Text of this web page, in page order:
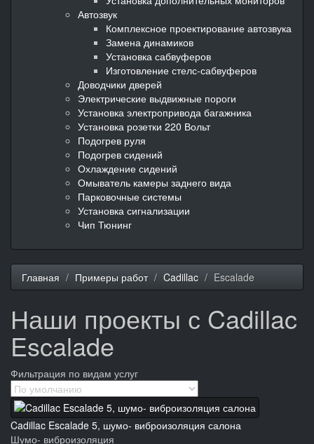
Автозвук
Комплексное проектирование автозвука
Замена динамиков
Установка сабвуферов
Изготовление стелс-сабвуферов
Доводчики дверей
Электрические выдвижные пороги
Установка электропривода багажника
Установка розетки 220 Вольт
Подогрев руля
Подогрев сидений
Охлаждение сидений
Омыватель камеры заднего вида
Парковочные системы
Установка сигнализации
Чип Тюнинг
Главная Примеры работ Cadillac Escalade
Наши проекты с Cadillac
Escalade
Фильтрация по видам услуг
Cadillac Escalade 5, шумо- виброизоляция салона
Шумо- виброизоляция